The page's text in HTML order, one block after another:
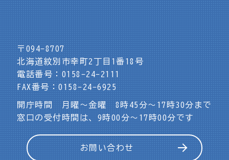
〒094-8707
北海道紋別市幸町2丁目1番18号
電話番号：0158-24-2111
FAX番号：0158-24-6925
開庁時間 月曜～金曜 8時45分～17時30分まで
窓口の受付時間は、9時00分～17時00分です
お問い合わせ